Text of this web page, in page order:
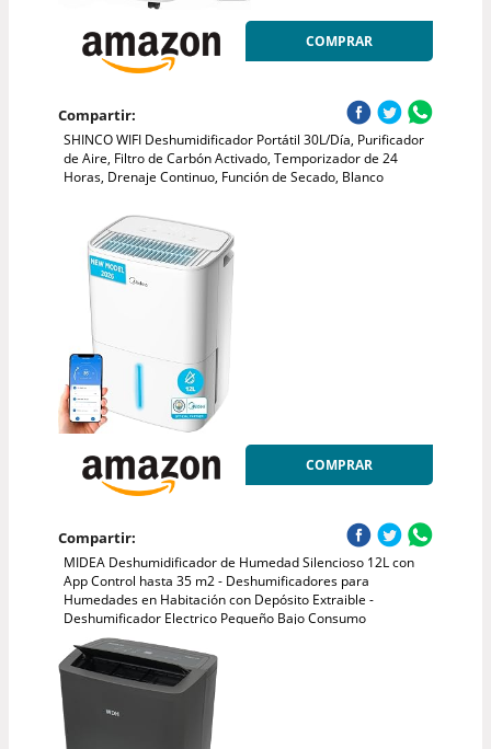
COMPRAR
Compartir:
SHINCO WIFI Deshumidificador Portátil 30L/Día, Purificador
de Aire, Filtro de Carbón Activado, Temporizador de 24
Horas, Drenaje Continuo, Función de Secado, Blanco
COMPRAR
Compartir:
MIDEA Deshumidificador de Humedad Silencioso 12L con
App Control hasta 35 m2 - Deshumificadores para
Humedades en Habitación con Depósito Extraible -
Deshumificador Electrico Pequeño Bajo Consumo